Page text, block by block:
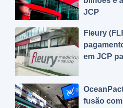
JCP
Fleury
em JCP
fusão